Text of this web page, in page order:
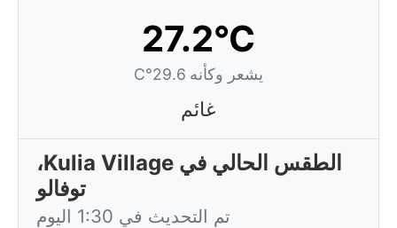
27.2°C
يشعر وكأنه 29.6°C
غائم
الطقس الحالي في Kulia Village،
توفالو
تم التحديث في 1:30 اليوم